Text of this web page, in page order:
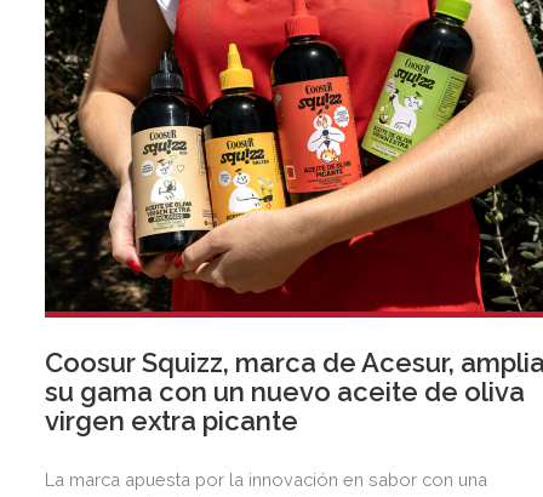
Coosur Squizz, marca de Acesur,
su gama con un nuevo aceite de oliva
virgen extra picante
La marca apuesta por la innovación en sabor con una